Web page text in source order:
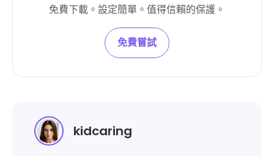
免費下載。設定簡單。值得信賴的保護。
免費嘗試
kidcaring